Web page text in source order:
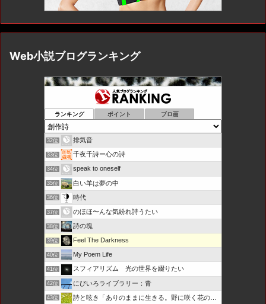
Web小説ブログランキング
ランキング ポイント ブロ画
32位 排気音
33位 千夜千詩ー心の詩
34位 speak to oneself
35位 白い羊は夢の中
36位 時代
37位 のほほ〜んな気紛れ詩うたい
38位 詩の塊
39位 Feel The Darkness
40位 My Poem Life
41位 スフィアリズム 光の世界を綴りたい
42位 にびいろライブラリー：青
43位 詩と呟き「ありのままに生きる。野に咲く花のように・・・」